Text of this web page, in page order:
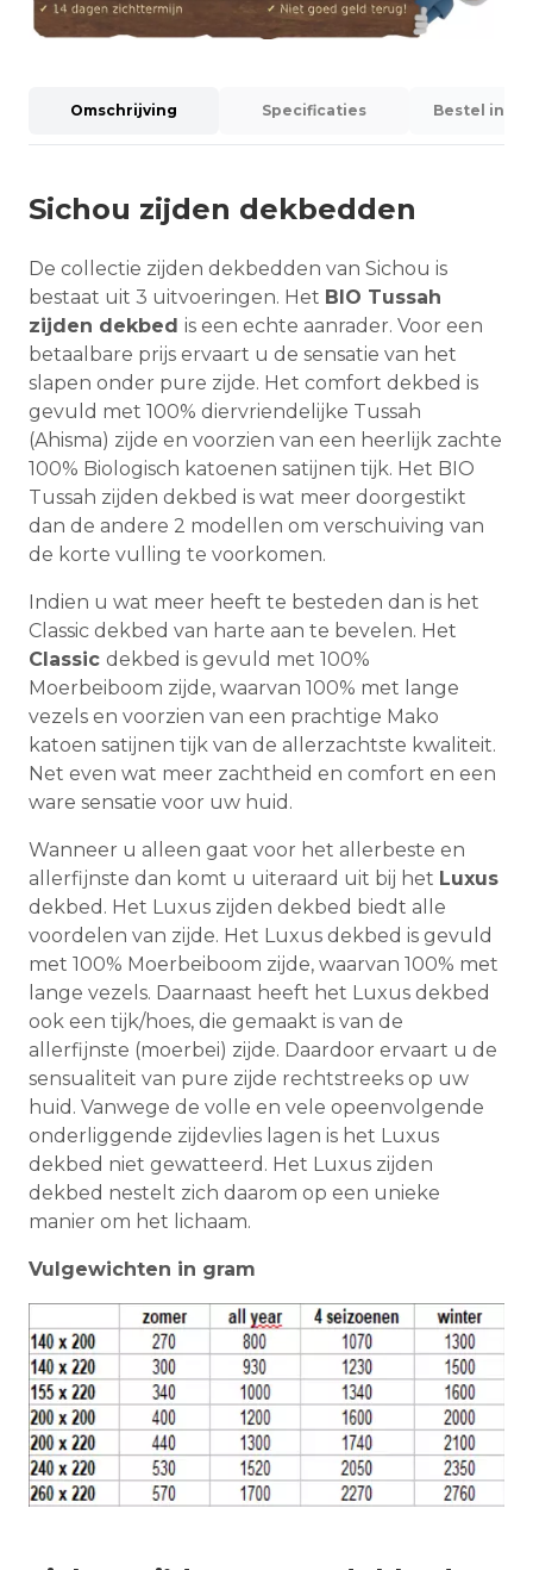
Omschrijving Specificaties Bestel
Sichou zijden dekbedden
De collectie zijden dekbedden van Sichou is
bestaat uit 3 uitvoeringen. Het BIO Tussah
zijden dekbed is een echte aanrader. Voor een
betaalbare prijs ervaart u de sensatie van het
slapen onder pure zijde. Het comfort dekbed is
gevuld met 100% diervriendelijke Tussah
(Ahisma) zijde en voorzien van een heerlijk zachte
100% Biologisch katoenen satijnen tijk. Het BIO
Tussah zijden dekbed is wat meer doorgestikt
dan de andere 2 modellen om verschuiving van
de korte vulling te voorkomen.
Indien u wat meer heeft te besteden dan is het
Classic dekbed van harte aan te bevelen. Het
Classic dekbed is gevuld met 100%
Moerbeiboom zijde, waarvan 100% met lange
vezels en voorzien van een prachtige Mako
katoen satijnen tijk van de allerzachtste kwaliteit.
Net even wat meer zachtheid en comfort en een
ware sensatie voor uw huid.
Wanneer u alleen gaat voor het allerbeste en
allerfijnste dan komt u uiteraard uit bij het Luxus
dekbed. Het Luxus zijden dekbed biedt alle
voordelen van zijde. Het Luxus dekbed is gevuld
met 100% Moerbeiboom zijde, waarvan 100% met
lange vezels. Daarnaast heeft het Luxus dekbed
ook een tijk/hoes, die gemaakt is van de
allerfijnste (moerbei) zijde. Daardoor ervaart u de
sensualiteit van pure zijde rechtstreeks op uw
huid. Vanwege de volle en vele opeenvolgende
onderliggende zijdevlies lagen is het Luxus
dekbed niet gewatteerd. Het Luxus zijden
dekbed nestelt zich daarom op een unieke
manier om het lichaam.
Vulgewichten in gram